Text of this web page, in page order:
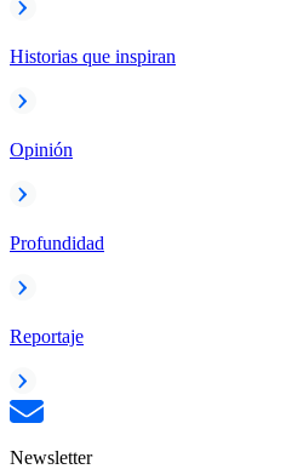
Historias que inspiran
Opinión
Profundidad
Reportaje
Newsletter